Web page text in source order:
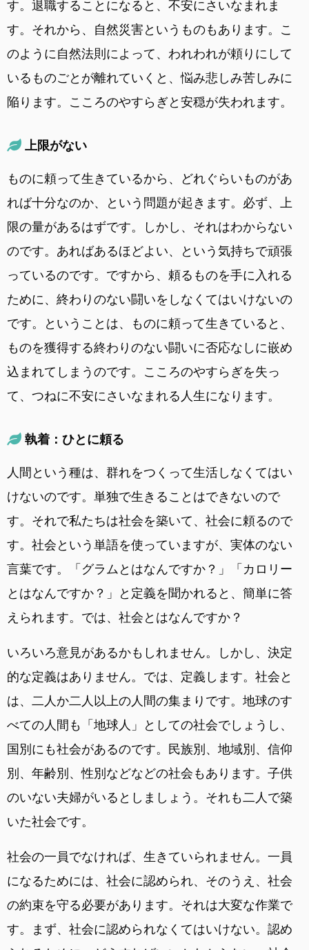
す。退職することになると、不安にさいなまれま
す。それから、自然災害というものもあります。こ
のように自然法則によって、われわれが頼りにして
いるものごとが離れていくと、悩み悲しみ苦しみに
陥ります。こころのやすらぎと安穏が失われます。
上限がない
ものに頼って生きているから、どれぐらいものがあ
れば十分なのか、という問題が起きます。必ず、上
限の量があるはずです。しかし、それはわからない
のです。あればあるほどよい、という気持ちで頑張
っているのです。ですから、頼るものを手に入れる
ために、終わりのない闘いをしなくてはいけないの
です。ということは、ものに頼って生きていると、
ものを獲得する終わりのない闘いに否応なしに嵌め
込まれてしまうのです。こころのやすらぎを失っ
て、つねに不安にさいなまれる人生になります。
執着：ひとに頼る
人間という種は、群れをつくって生活しなくてはい
けないのです。単独で生きることはできないので
す。それで私たちは社会を築いて、社会に頼るので
す。社会という単語を使っていますが、実体のない
言葉です。「グラムとはなんですか？」「カロリー
とはなんですか？」と定義を聞かれると、簡単に答
えられます。では、社会とはなんですか？
いろいろ意見があるかもしれません。しかし、決定
的な定義はありません。では、定義します。社会と
は、二人か二人以上の人間の集まりです。地球のす
べての人間も「地球人」としての社会でしょうし、
国別にも社会があるのです。民族別、地域別、信仰
別、年齢別、性別などなどの社会もあります。子供
のいない夫婦がいるとしましょう。それも二人で築
いた社会です。
社会の一員でなければ、生きていられません。一員
になるためには、社会に認められ、そのうえ、社会
の約束を守る必要があります。それは大変な作業で
す。まず、社会に認められなくてはいけない。認め